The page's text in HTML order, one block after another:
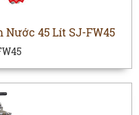
Nước 45 Lít SJ-FW45